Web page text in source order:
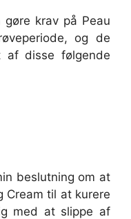
krav på Peau
og de
disse følgende
beslutning om at
Cream til at kurere
med at slippe af